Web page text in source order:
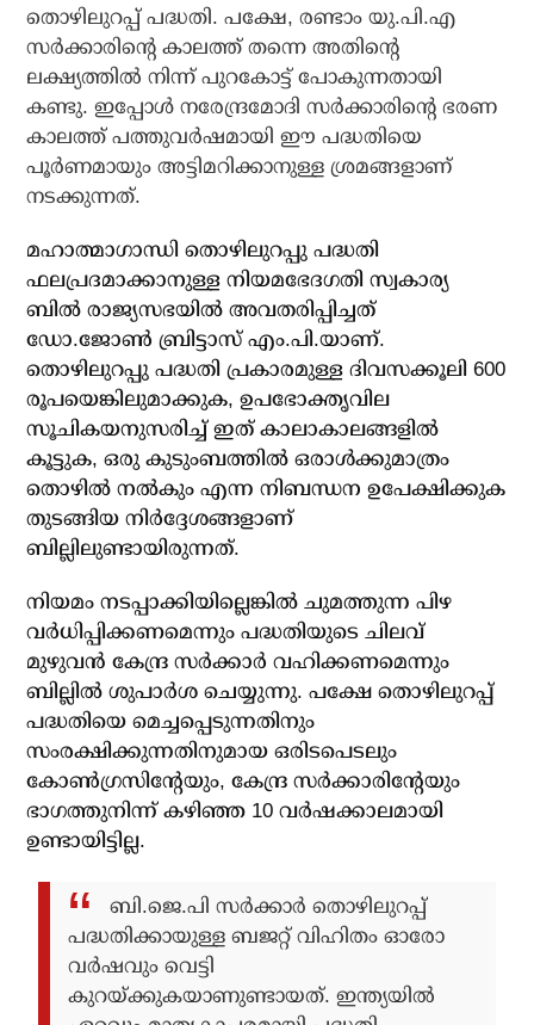
തൊഴിലുറപ്പ് പദ്ധതി. പക്ഷേ, രണ്ടാം യു.പി.എ
സര്‍ക്കാരിന്റെ കാലത്ത് തന്നെ അതിന്റെ
ലക്ഷ്യത്തില്‍ നിന്ന് പുറകോട്ട് പോകുന്നതായി
കണ്ടു. ഇപ്പോള്‍ നരേന്ദ്രമോദി സര്‍ക്കാരിന്റെ ഭരണ
കാലത്ത് പത്തുവര്‍ഷമായി ഈ പദ്ധതിയെ
പൂര്‍ണമായും അട്ടിമറിക്കാനുള്ള ശ്രമങ്ങളാണ്
നടക്കുന്നത്.
മഹാത്മാഗാന്ധി തൊഴിലുറപ്പു പദ്ധതി
ഫലപ്രദമാക്കാനുള്ള നിയമഭേദഗതി സ്വകാര്യ
ബില്‍ രാജ്യസഭയില്‍ അവതരിപ്പിച്ചത്
ഡോ.ജോണ്‍ ബ്രിട്ടാസ് എം.പി.യാണ്.
തൊഴിലുറപ്പു പദ്ധതി പ്രകാരമുള്ള ദിവസക്കൂലി 600
രൂപയെങ്കിലുമാക്കുക, ഉപഭോക്തൃവില
സൂചികയനുസരിച്ച് ഇത് കാലാകാലങ്ങളില്‍
കൂട്ടുക, ഒരു കുടുംബത്തില്‍ ഒരാള്‍ക്കുമാത്രം
തൊഴില്‍ നല്‍കും എന്ന നിബന്ധന ഉപേക്ഷിക്കുക
തുടങ്ങിയ നിര്‍ദ്ദേശങ്ങളാണ്
ബില്ലിലുണ്ടായിരുന്നത്.
നിയമം നടപ്പാക്കിയില്ലെങ്കില്‍ ചുമത്തുന്ന പിഴ
വര്‍ധിപ്പിക്കണമെന്നും പദ്ധതിയുടെ ചിലവ്
മുഴുവന്‍ കേന്ദ്ര സര്‍ക്കാര്‍ വഹിക്കണമെന്നും
ബില്ലില്‍ ശുപാര്‍ശ ചെയ്യുന്നു. പക്ഷേ തൊഴിലുറപ്പ്
പദ്ധതിയെ മെച്ചപ്പെടുന്നതിനും
സംരക്ഷിക്കുന്നതിനുമായ ഒരിടപെടലും
കോണ്‍ഗ്രസിന്റേയും, കേന്ദ്ര സര്‍ക്കാരിന്റേയും
ഭാഗത്തുനിന്ന് കഴിഞ്ഞ 10 വര്‍ഷക്കാലമായി
ഉണ്ടായിട്ടില്ല.
ബി.ജെ.പി സര്‍ക്കാര്‍ തൊഴിലുറപ്പ്
പദ്ധതിക്കായുള്ള ബജറ്റ് വിഹിതം ഓരോ
വര്‍ഷവും വെട്ടി
കുറയ്ക്കുകയാണുണ്ടായത്. ഇന്ത്യയില്‍